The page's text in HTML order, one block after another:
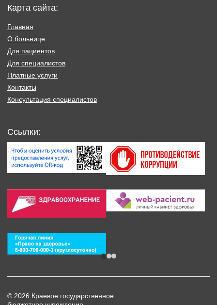
Карта сайта:
Главная
О больнице
Для пациентов
Для специалистов
Платные услуги
Контакты
Консультация специалистов
Ссылки:
© 2026 Краевое государственное